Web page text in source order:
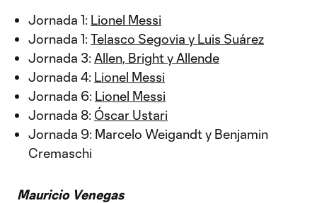
Jornada 1: Lionel Messi
Jornada 1: Telasco Segovia y Luis Suárez
Jornada 3: Allen, Bright y Allende
Jornada 4: Lionel Messi
Jornada 6: Lionel Messi
Jornada 8: Óscar Ustari
Jornada 9: Marcelo Weigandt y Benjamin
Cremaschi
Mauricio Venegas